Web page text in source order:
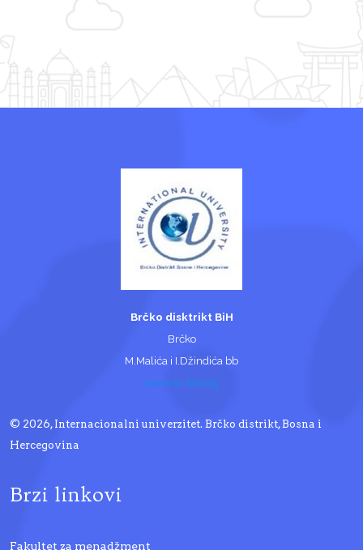
Brčko disktrikt BiH
Brčko
M.Malića i I.Džindića bb
www.iu-bd.org
© 2026, Internacionalni univerzitet. Brčko distrikt, Bosna i
Hercegovina
Brzi linkovi
Fakultet za menadžment